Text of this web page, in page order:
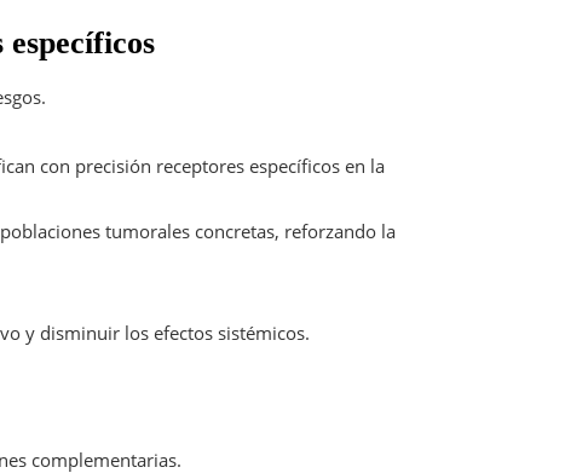
con precisión receptores específicos en la
tumorales concretas, reforzando la
y disminuir los efectos sistémicos.
complementarias.